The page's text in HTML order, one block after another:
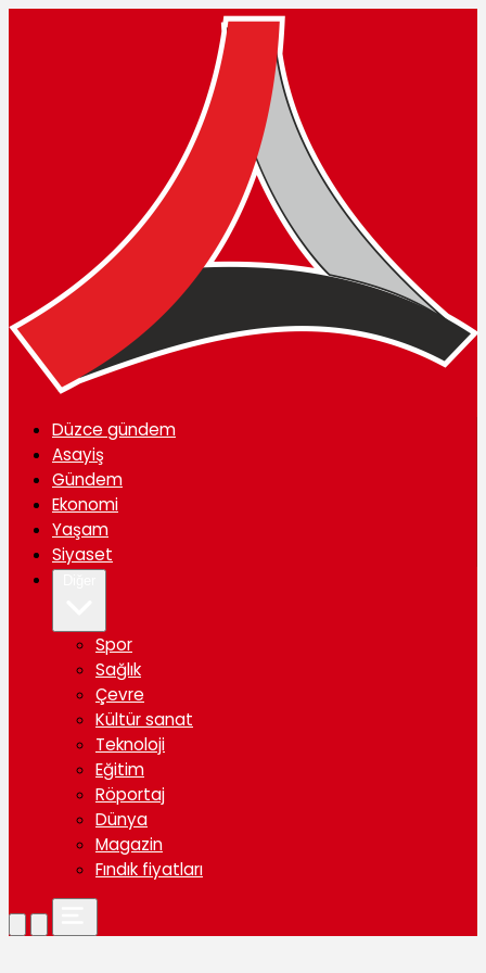
Düzce gündem
Asayiş
Gündem
Ekonomi
Yaşam
Siyaset
Spor
Sağlık
Çevre
Kültür sanat
Teknoloji
Eğitim
Röportaj
Dünya
Magazin
Fındık fiyatları